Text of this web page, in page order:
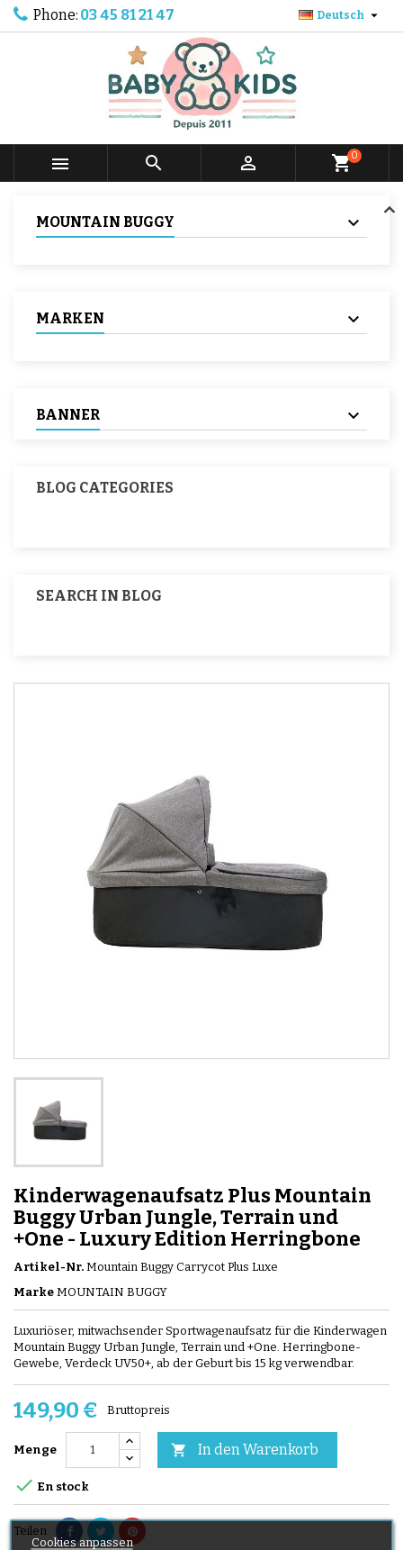
Phone: 03 45 81 21 47 Deutsch 
   shopping_cart0
MOUNTAIN BUGGY
MARKEN
BANNER
BLOG CATEGORIES
SEARCH IN BLOG
Kinderwagenaufsatz Plus Mountain
Buggy Urban Jungle, Terrain und
+One - Luxury Edition Herringbone
Artikel-Nr. Mountain Buggy Carrycot Plus Luxe
Marke MOUNTAIN BUGGY
Luxuriöser, mitwachsender Sportwagenaufsatz für die Kinderwagen
Mountain Buggy Urban Jungle, Terrain und +One. Herringbone-
Gewebe, Verdeck UV50+, ab der Geburt bis 15 kg verwendbar.
149,90 € Bruttopreis
Menge  In den Warenkorb
 En stock
Teilen
Cookies anpassen